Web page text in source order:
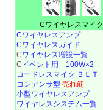
Cワイヤレスマイク
Cワイヤレスアンプ
Cワイヤレスガイド
Cワイヤレス増設一覧
Cイベント用 100W×2
コードレスマイク ＢＬＴ
コンデンサ型 売れ筋
小型ワイヤレスアンプ
ワイヤレスシステム一覧